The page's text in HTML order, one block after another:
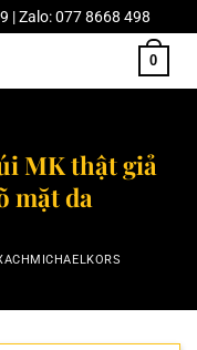
| Zalo: 077 8668 498
0
MK thật giả
mặt da